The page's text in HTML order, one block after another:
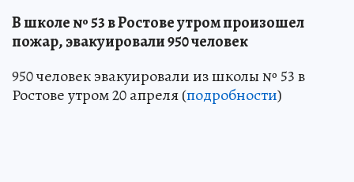
В школе № 53 в Ростове утром произошел
пожар, эвакуировали 950 человек
950 человек эвакуировали из школы № 53 в
Ростове утром 20 апреля (подробности)